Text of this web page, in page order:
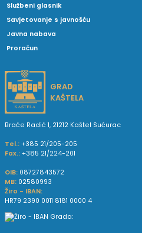
Službeni glasnik
Savjetovanje s javnošću
Javna nabava
Proračun
GRAD
KAŠTELA
Braće Radić 1, 21212 Kaštel Sućurac
Tel.: +385 21/205-205
Fax.: +385 21/224-201
OIB: 08727843572
MB: 02580993
Žiro - IBAN:
HR79 2390 0011 8181 0000 4